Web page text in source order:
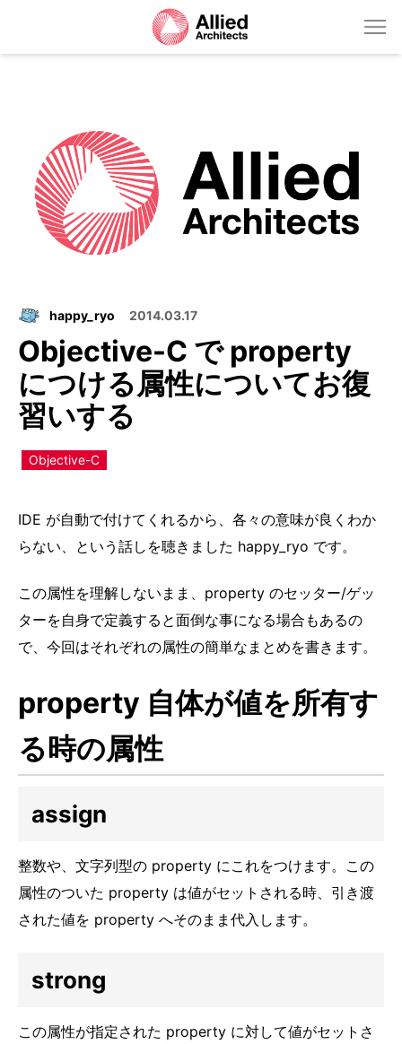
happy_ryo 2014.03.17
Objective-C で property
につける属性についてお復
習いする
Objective-C
IDE が自動で付けてくれるから、各々の意味が良くわか
らない、という話しを聴きました happy_ryo です。
この属性を理解しないまま、property のセッター/ゲッ
ターを自身で定義すると面倒な事になる場合もあるの
で、今回はそれぞれの属性の簡単なまとめを書きます。
property 自体が値を所有す
る時の属性
assign
整数や、文字列型の property にこれをつけます。この
属性のついた property は値がセットされる時、引き渡
された値を property へそのまま代入します。
strong
この属性が指定された property に対して値がセットさ